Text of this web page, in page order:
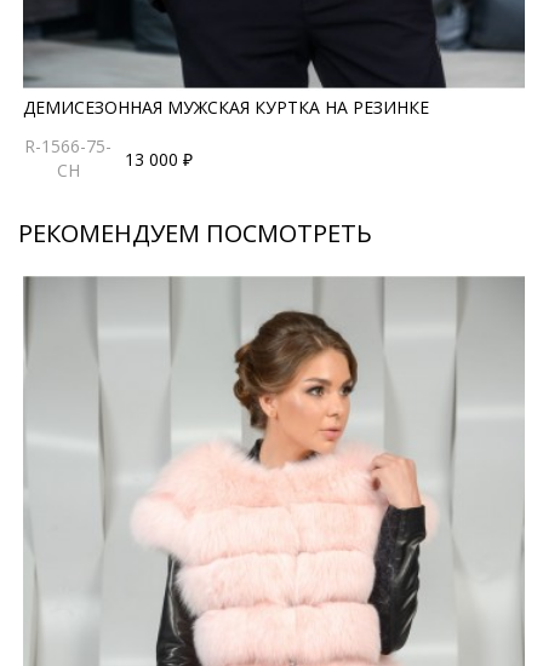
ДЕМИСЕЗОННАЯ МУЖСКАЯ КУРТКА НА РЕЗИНКЕ
R-1566-75-
CH
13 000 ₽
РЕКОМЕНДУЕМ ПОСМОТРЕТЬ